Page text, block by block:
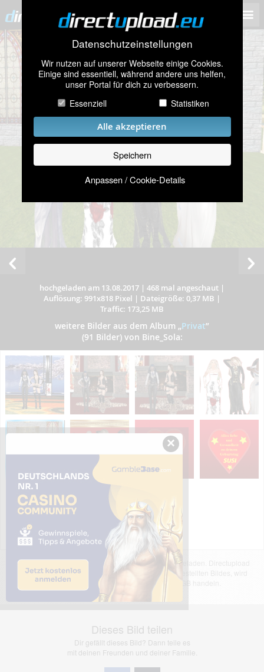
Datenschutzeinstellungen
Wir nutzen auf unserer Webseite einige Cookies.
Einige sind essentiell, während andere uns helfen,
unser Portal für dich zu verbessern.
Essenziell
Statistiken
Alle akzeptieren
Speichern
Anpassen / Cookie-Details
hochgeladen am 13.08.2017 | 468 mal angeschaut |
Auflösung: 991x818 Pixel | Dateigröße: 0,37 MB |
Traffic: 173,25 MB
weitere Bilder aus dem Album „Privat”
(91 Bilder) von Bine_Sola:
Das dargestellte Bild wurde von einem Nutzer hochgeladen. Directupload
übernimmt keinerlei Haftung für den Inhalt des dargestellten Bildes, wird
jedoch bei Verstößen nach §2(3) unserer AGB handeln.
Dieses Bild teilen
Dir gefällt dieses Bild? Dann teile es
mit deinen Freunden und deiner Familie.
×